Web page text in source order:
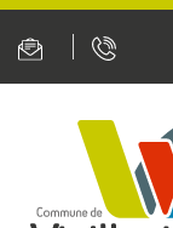
Panneau de